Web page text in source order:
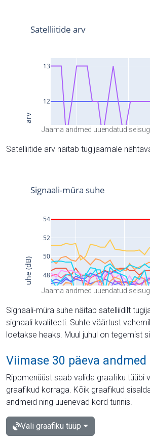
Jaama andmed uuendatud
Satelliitide arv näitab tugijaamale
Jaama andmed uuendatud
Signaali-müra suhe näitab satelliidilt
signaali kvaliteeti. Suhte väärtust
loetakse heaks. Muul juhul on tegemist
Viimase 30 päeva andmed
Rippmenüüst saab valida graafiku tüübi
graafikud korraga. Kõik graafikud
andmeid ning uuenevad kord tunnis.
Vali graafiku tüüp